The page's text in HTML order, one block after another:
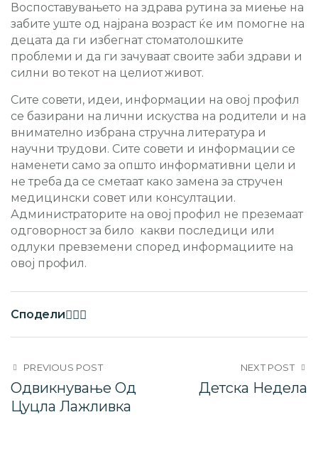
Воспоставувањето на здрава рутина за миење на
забите уште од најрана возраст ќе им помогне на
децата да ги избегнат стоматолошките
проблеми и да ги зачуваат своите заби здрави и
силни во текот на целиот живот.
Сите совети, идеи, информации на овој профил
се базирани на лични искуства на родители и на
внимателно избрана стручна литература и
научни трудови. Сите совети и информации се
наменети само за општо информативни цели и
не треба да се сметаат како замена за стручен
медицински совет или консултации.
Администраторите на овој профил не преземаат
одговорност за било какви последици или
одлуки превземени според информациите на
овој профил.
Сподели
PREVIOUS POST
Одвикнување Од
Цуцла Лажливка
NEXT POST
Детска Недела